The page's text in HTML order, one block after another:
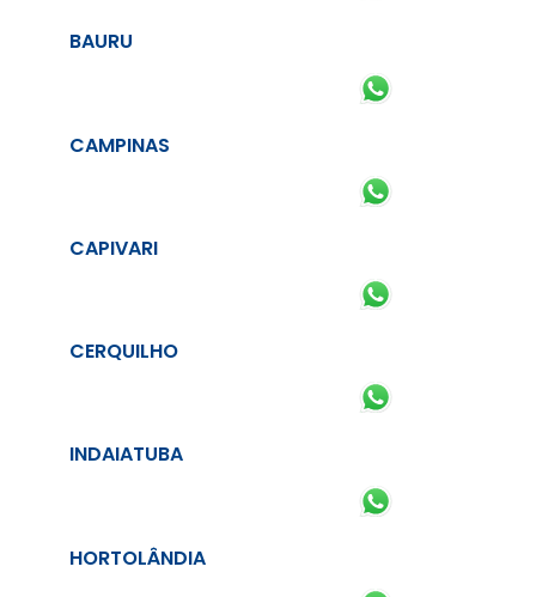
BAURU
CAMPINAS
CAPIVARI
CERQUILHO
INDAIATUBA
HORTOLÂNDIA